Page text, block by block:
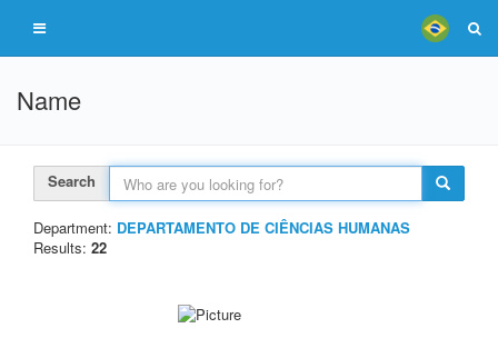
Name
Search
Department: DEPARTAMENTO DE CIÊNCIAS HUMANAS
Results: 22